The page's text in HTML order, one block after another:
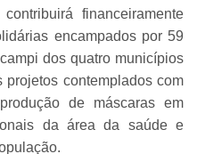
financeiramente
encampados por 59
dos quatro municípios
contemplados com
de máscaras em
da área da saúde e